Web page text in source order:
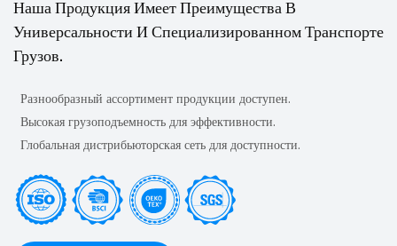
Наша Продукция Имеет Преимущества В
Универсальности И Специализированном Транспорте
Грузов.
Разнообразный ассортимент продукции доступен.
Высокая грузоподъемность для эффективности.
Глобальная дистрибьюторская сеть для доступности.